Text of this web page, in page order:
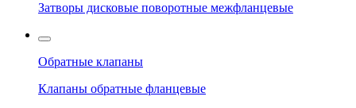
Затворы дисковые поворотные межфланцевые
Обратные клапаны
Клапаны обратные фланцевые